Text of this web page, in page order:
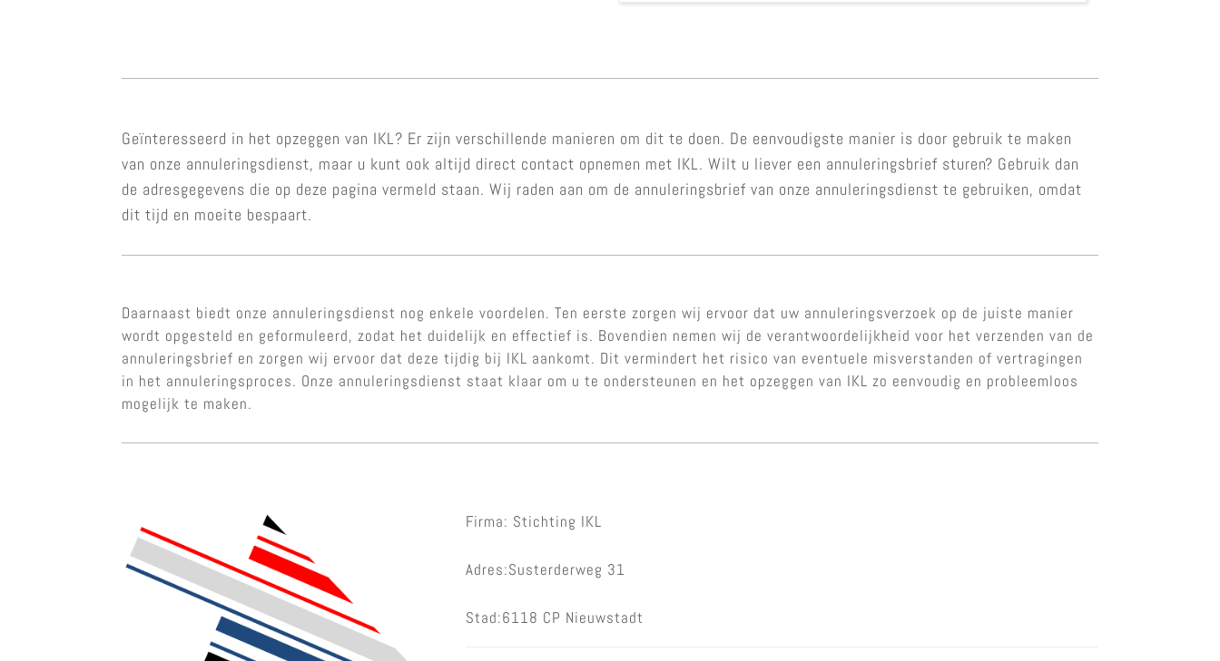
Geïnteresseerd in het opzeggen van IKL? Er zijn verschillende manieren om dit te doen. De eenvoudigste manier is door gebruik te maken
van onze annuleringsdienst, maar u kunt ook altijd direct contact opnemen met IKL. Wilt u liever een annuleringsbrief sturen? Gebruik dan
de adresgegevens die op deze pagina vermeld staan. Wij raden aan om de annuleringsbrief van onze annuleringsdienst te gebruiken, omdat
dit tijd en moeite bespaart.
Daarnaast biedt onze annuleringsdienst nog enkele voordelen. Ten eerste zorgen wij ervoor dat uw annuleringsverzoek op de juiste manier
wordt opgesteld en geformuleerd, zodat het duidelijk en effectief is. Bovendien nemen wij de verantwoordelijkheid voor het verzenden van de
annuleringsbrief en zorgen wij ervoor dat deze tijdig bij IKL aankomt. Dit vermindert het risico van eventuele misverstanden of vertragingen
in het annuleringsproces. Onze annuleringsdienst staat klaar om u te ondersteunen en het opzeggen van IKL zo eenvoudig en probleemloos
mogelijk te maken.
Firma: Stichting IKL
Adres:Susterderweg 31
Stad:6118 CP Nieuwstadt